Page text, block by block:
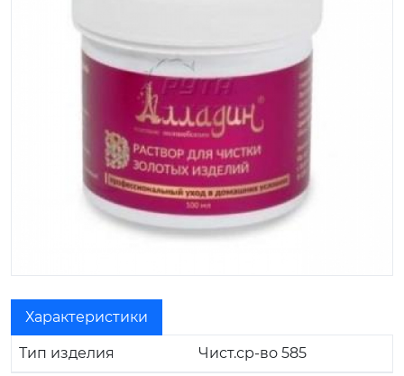
Характеристики
Тип изделия Чист.ср-во 585